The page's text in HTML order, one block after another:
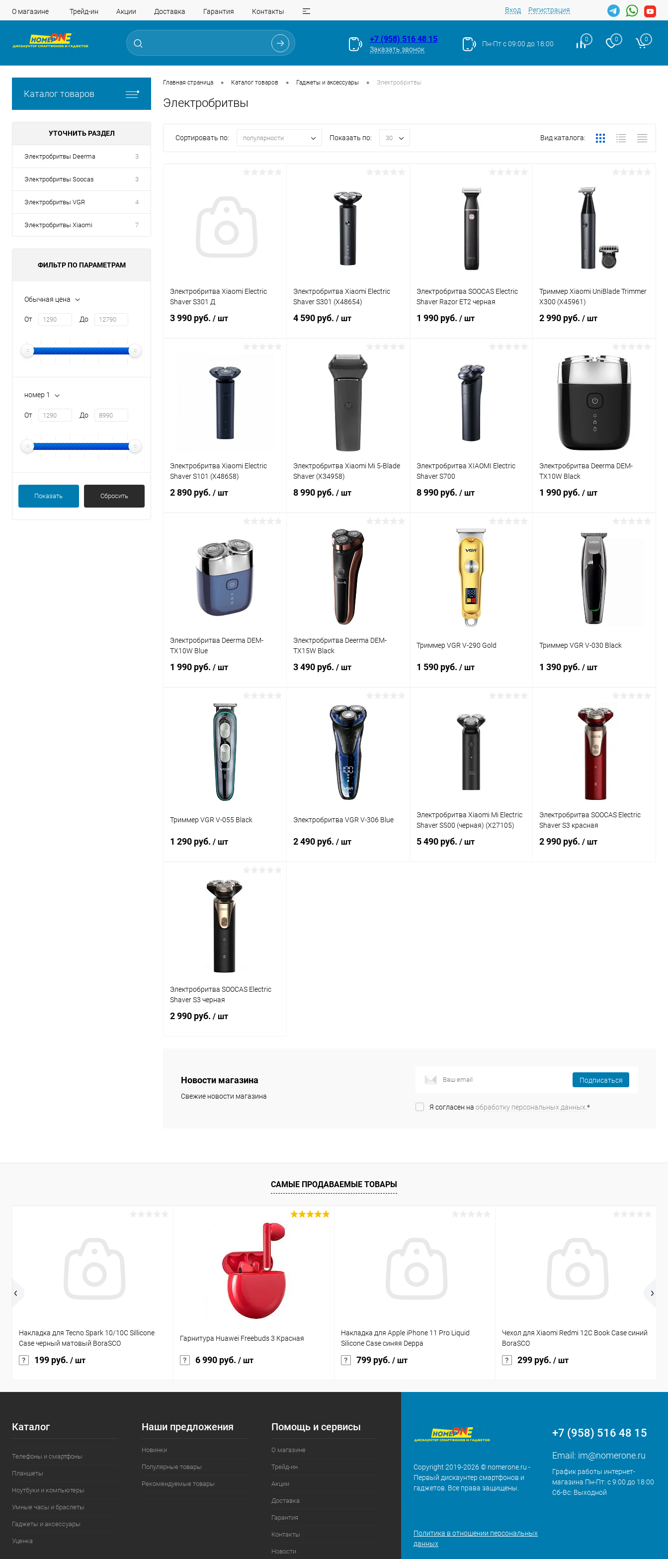
О магазине Трейд-ин Акции Доставка Гарантия Контакты Вход Регистрация
+7 (958) 516 48 15
Заказать звонок
Пн-Пт с 09:00 до 18:00
0 0 0
Каталог товаров
УТОЧНИТЬ РАЗДЕЛ
Электробритвы Deerma 3
Электробритвы Soocas 3
Электробритвы VGR 4
Электробритвы Xiaomi 7
ФИЛЬТР ПО ПАРАМЕТРАМ
Обычная цена
От До
номер 1
От До
Показать Сбросить
Главная страница • Каталог товаров • Гаджеты и аксессуары • Электробритвы
Электробритвы
Сортировать по: популярности Показать по: 30 Вид каталога:
Электробритва Xiaomi Electric
Shaver S301 Д
3 990 руб. / шт
Электробритва Xiaomi Electric
Shaver S301 (X48654)
4 590 руб. / шт
В корзину
В избранное
Электробритва SOOCAS Electric
Shaver Razor ET2 черная
1 990 руб. / шт
В избранное
Триммер Xiaomi UniBlade Trimmer
X300 (X45961)
2 990 руб./ шт
В корзину
Сравнение
Электробритва Xiaomi Electric
Shaver S101 (X48658)
2 890 руб. / шт
Сравнение
В избранное В наличии
Электробритва Xiaomi Mi 5-Blade
Shaver (X34958)
8 990 руб. / шт
В корзину
В избранное
Электробритва XIAOMI Electric
Shaver S700
8 990 руб. / шт
В корзину
В избранное
Электробритва Deerma DEM-
TX10W Black
1 990 руб./ шт
В корзину
В избранное
Электробритва Deerma DEM-
TX10W Blue
1 990 руб. / шт
В корзину
В избранное
Электробритва Deerma DEM-
TX15W Black
3 490 руб. / шт
В корзину
В избранное
Триммер VGR V-290 Gold
1 590 руб. / шт
Триммер VGR V-030 Black
1 390 руб./ шт
В корзину
Триммер VGR V-055 Black
1 290 руб. / шт
В корзину
Электробритва VGR V-306 Blue
2 490 руб. / шт
Электробритва Xiaomi Mi Electric
Shaver S500 (черная) (X27105)
5 490 руб. / шт
Электробритва SOOCAS Electric
Shaver S3 красная
2 990 руб./ шт
Электробритва SOOCAS Electric
Shaver S3 черная
2 990 руб. / шт
Сравнение
В избранное В наличии
Новости магазина
Свежие новости магазина
Подписаться
Я согласен на обработку персональных данных. *
САМЫЕ ПРОДАВАЕМЫЕ ТОВАРЫ
Накладка для Tecno Spark 10/10C Sillicone
Case черный матовый BoraSCO
199 руб. / шт
Гарнитура Huawei Freebuds 3 Красная
6 990 руб. / шт
Накладка для Apple iPhone 11 Pro Liquid
Silicone Case синяя Deppa
799 руб. / шт
Чехол для Xiaomi Redmi 12C Book Case синий
BoraSCO
299 руб. / шт
Каталог
Телефоны и смартфоны
Планшеты
Ноутбуки и компьютеры
Умные часы и браслеты
Гаджеты и аксессуары
Уценка
Наши предложения
Новинки
Популярные товары
Рекомендуемые товары
Помощь и сервисы
О магазине
Трейд-ин
Акции
Доставка
Гарантия
Контакты
Новости
Copyright 2019-2026 © nomerone.ru -
Первый дискаунтер смартфонов и
гаджетов. Все права защищены.
Политика в отношении персональных
данных
+7 (958) 516 48 15
Email: im@nomerone.ru
График работы интернет-
магазина Пн-Пт: с 9:00 до 18:00
Сб-Вс: Выходной